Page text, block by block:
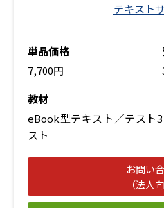
テキスト
単品価格
7,700円
教材
eBook型テキスト／テス
スト
お問い
（法人